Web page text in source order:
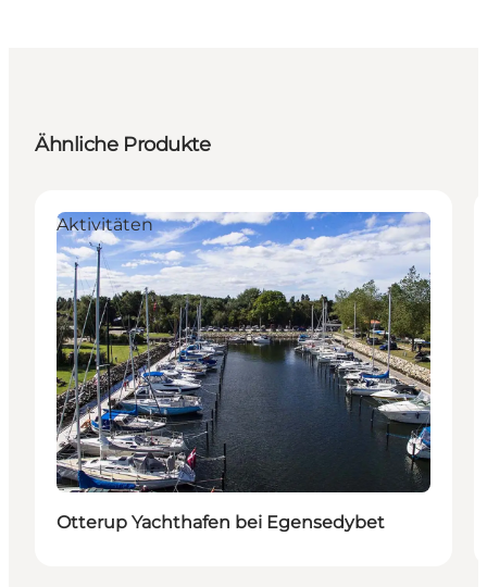
Ähnliche Produkte
Aktivitäten
Otterup Yachthafen bei Egensedybet